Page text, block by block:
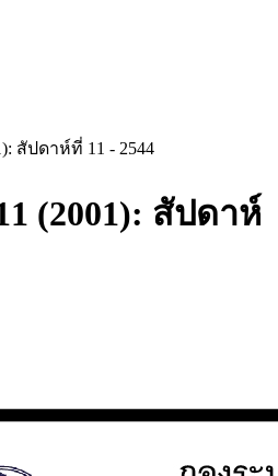
สัปดาห์ที่ 11 - 2544
(2001): สัปดาห์